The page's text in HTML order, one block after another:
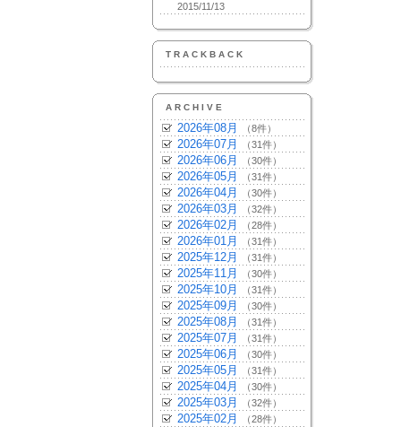
2015/11/13
TRACKBACK
ARCHIVE
2026年08月 （8件）
2026年07月 （31件）
2026年06月 （30件）
2026年05月 （31件）
2026年04月 （30件）
2026年03月 （32件）
2026年02月 （28件）
2026年01月 （31件）
2025年12月 （31件）
2025年11月 （30件）
2025年10月 （31件）
2025年09月 （30件）
2025年08月 （31件）
2025年07月 （31件）
2025年06月 （30件）
2025年05月 （31件）
2025年04月 （30件）
2025年03月 （32件）
2025年02月 （28件）